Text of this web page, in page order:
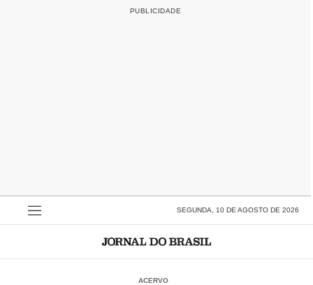
SEGUNDA, 10 DE AGOSTO DE 2026
ACERVO